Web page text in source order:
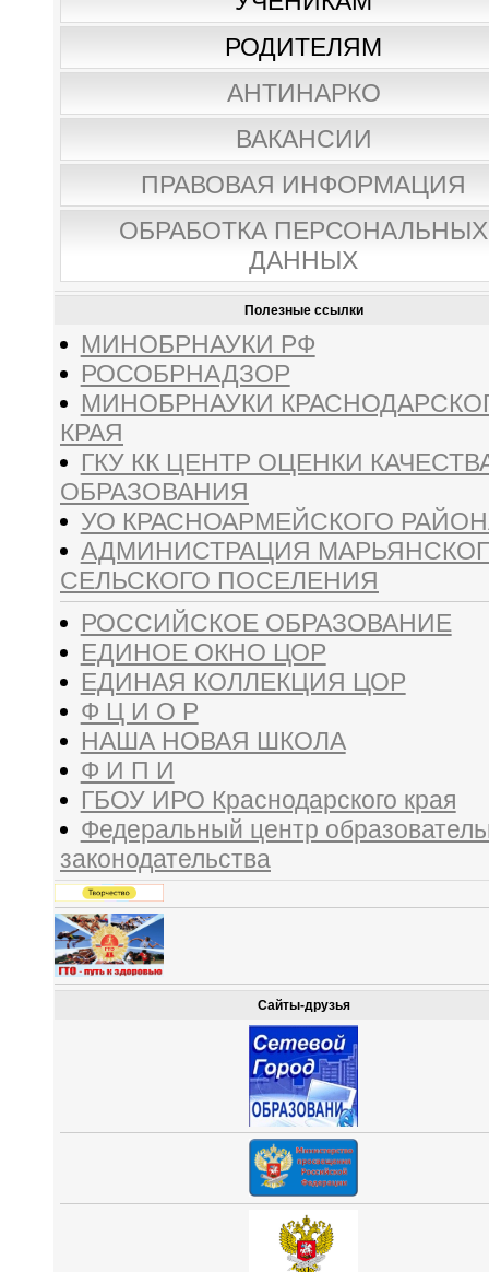
РОДИТЕЛЯМ
АНТИНАРКО
ВАКАНСИИ
ПРАВОВАЯ ИНФОРМАЦИЯ
ОБРАБОТКА ПЕРСОНАЛЬНЫХ
ДАННЫХ
Полезные ссылки
МИНОБРНАУКИ РФ
РОСОБРНАДЗОР
МИНОБРНАУКИ
КРАЯ
ГКУ КК ЦЕНТР ОЦЕНКИ
ОБРАЗОВАНИЯ
УО КРАСНОАРМЕЙСКОГО
АДМИНИСТРАЦИЯ
СЕЛЬСКОГО ПОСЕЛЕНИЯ
РОССИЙСКОЕ ОБРАЗОВАНИЕ
ЕДИНОЕ ОКНО ЦОР
ЕДИНАЯ КОЛЛЕКЦИЯ ЦОР
Ф Ц И О Р
НАША НОВАЯ ШКОЛА
Ф И П И
ГБОУ ИРО Краснодарского края
Федеральный центр
законодательства
Сайты-друзья